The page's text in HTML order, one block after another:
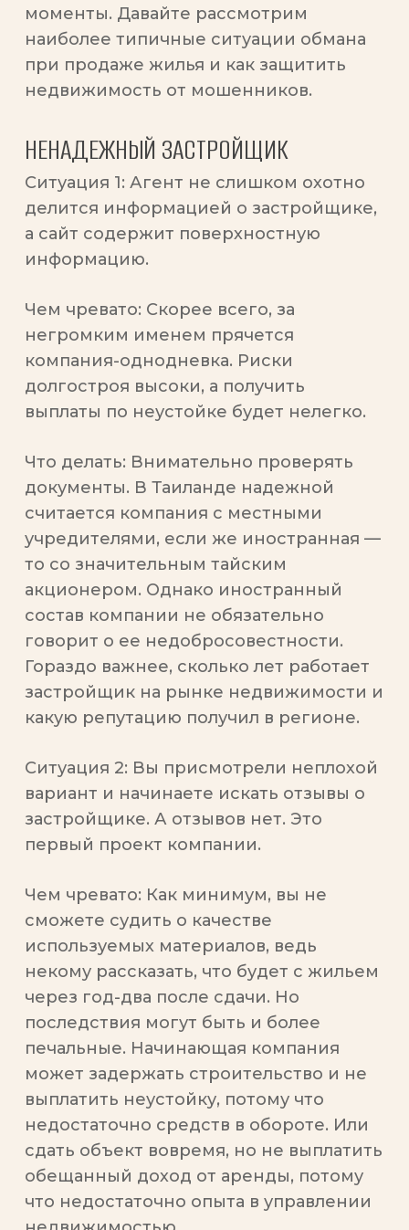
моменты. Давайте рассмотрим
наиболее типичные ситуации обмана
при продаже жилья и как защитить
недвижимость от мошенников.
НЕНАДЕЖНЫЙ ЗАСТРОЙЩИК
Ситуация 1: Агент не слишком охотно
делится информацией о застройщике,
а сайт содержит поверхностную
информацию.
Чем чревато: Скорее всего, за
негромким именем прячется
компания-однодневка. Риски
долгостроя высоки, а получить
выплаты по неустойке будет нелегко.
Что делать: Внимательно проверять
документы. В Таиланде надежной
считается компания с местными
учредителями, если же иностранная —
то со значительным тайским
акционером. Однако иностранный
состав компании не обязательно
говорит о ее недобросовестности.
Гораздо важнее, сколько лет работает
застройщик на рынке недвижимости и
какую репутацию получил в регионе.
Ситуация 2: Вы присмотрели неплохой
вариант и начинаете искать отзывы о
застройщике. А отзывов нет. Это
первый проект компании.
Чем чревато: Как минимум, вы не
сможете судить о качестве
используемых материалов, ведь
некому рассказать, что будет с жильем
через год-два после сдачи. Но
последствия могут быть и более
печальные. Начинающая компания
может задержать строительство и не
выплатить неустойку, потому что
недостаточно средств в обороте. Или
сдать объект вовремя, но не выплатить
обещанный доход от аренды, потому
что недостаточно опыта в управлении